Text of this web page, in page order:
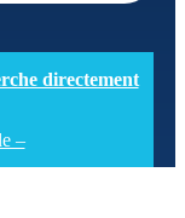
directement
–